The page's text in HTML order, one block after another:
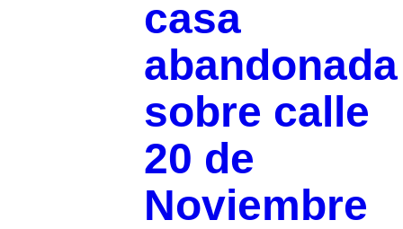
casa
abandonada
sobre calle
20 de
Noviembre